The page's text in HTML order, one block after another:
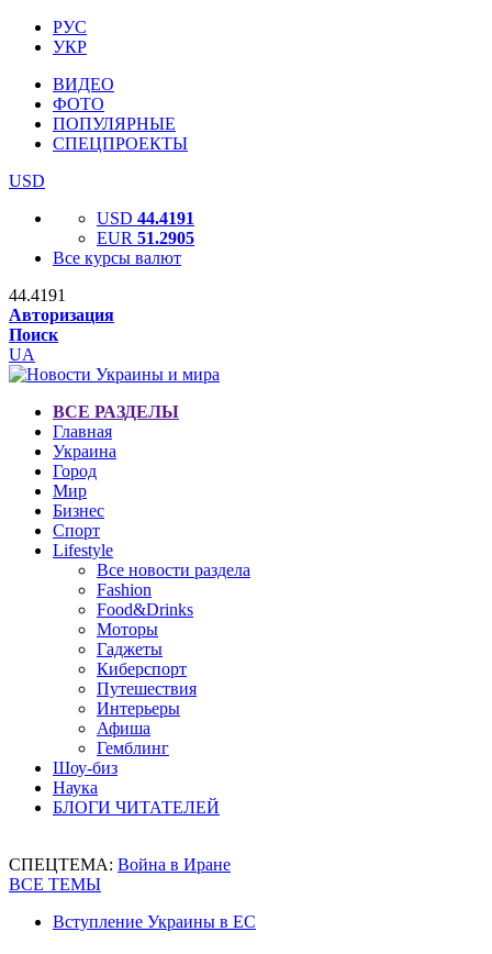
РУС
УКР
ВИДЕО
ФОТО
ПОПУЛЯРНЫЕ
СПЕЦПРОЕКТЫ
USD
USD 44.4191
EUR 51.2905
Все курсы валют
44.4191
Авторизация
Поиск
UA
ВСЕ РАЗДЕЛЫ
Главная
Украина
Город
Мир
Бизнес
Спорт
Lifestyle
Все новости раздела
Fashion
Food&Drinks
Моторы
Гаджеты
Киберспорт
Путешествия
Интерьеры
Афиша
Гемблинг
Шоу-биз
Наука
БЛОГИ ЧИТАТЕЛЕЙ
СПЕЦТЕМА: Война в Иране
ВСЕ ТЕМЫ
Вступление Украины в ЕС